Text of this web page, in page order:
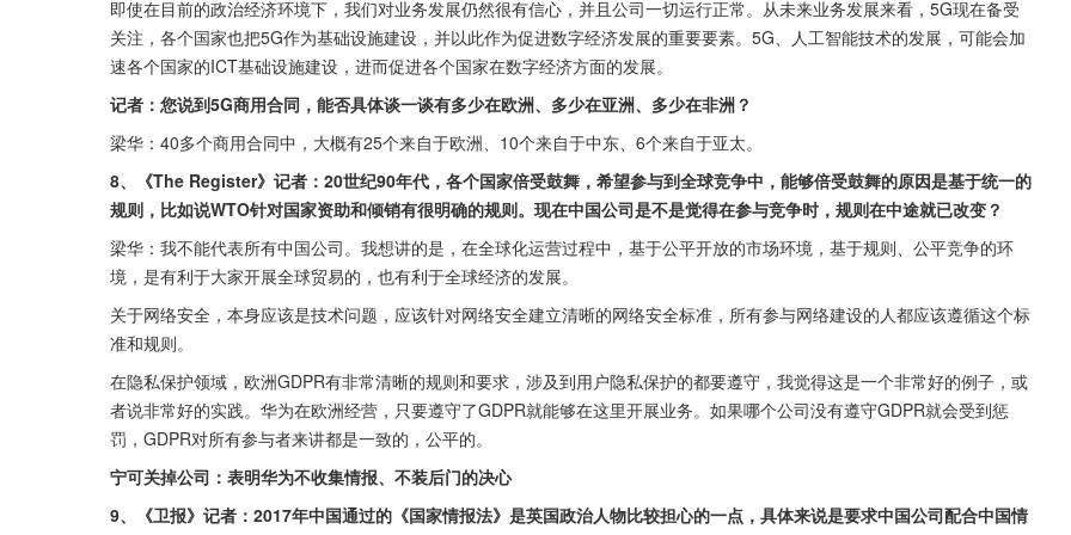
即使在目前的政治经济环境下，我们对业务发展仍然很有信心，并且公司一切运行正常。从未来业务发展来看，5G现在备受
关注，各个国家也把5G作为基础设施建设，并以此作为促进数字经济发展的重要要素。5G、人工智能技术的发展，可能会加
速各个国家的ICT基础设施建设，进而促进各个国家在数字经济方面的发展。
记者：您说到5G商用合同，能否具体谈一谈有多少在欧洲、多少在亚洲、多少在非洲？
梁华：40多个商用合同中，大概有25个来自于欧洲、10个来自于中东、6个来自于亚太。
8、《The Register》记者：20世纪90年代，各个国家倍受鼓舞，希望参与到全球竞争中，能够倍受鼓舞的原因是基于统一的
规则，比如说WTO针对国家资助和倾销有很明确的规则。现在中国公司是不是觉得在参与竞争时，规则在中途就已改变？
梁华：我不能代表所有中国公司。我想讲的是，在全球化运营过程中，基于公平开放的市场环境，基于规则、公平竞争的环
境，是有利于大家开展全球贸易的，也有利于全球经济的发展。
关于网络安全，本身应该是技术问题，应该针对网络安全建立清晰的网络安全标准，所有参与网络建设的人都应该遵循这个标
准和规则。
在隐私保护领域，欧洲GDPR有非常清晰的规则和要求，涉及到用户隐私保护的都要遵守，我觉得这是一个非常好的例子，或
者说非常好的实践。华为在欧洲经营，只要遵守了GDPR就能够在这里开展业务。如果哪个公司没有遵守GDPR就会受到惩
罚，GDPR对所有参与者来讲都是一致的，公平的。
宁可关掉公司：表明华为不收集情报、不装后门的决心
9、《卫报》记者：2017年中国通过的《国家情报法》是英国政治人物比较担心的一点，具体来说是要求中国公司配合中国情